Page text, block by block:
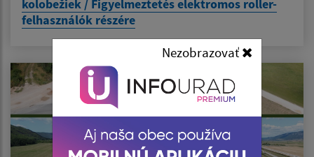
Nezobrazovať
kolobežiek / Figyelmeztetés elektromos roller-
felhasználók részére